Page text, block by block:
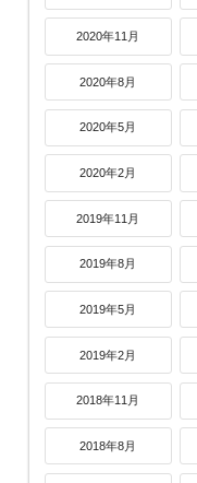
2020年11月
2020年8月
2020年5月
2020年2月
2019年11月
2019年8月
2019年5月
2019年2月
2018年11月
2018年8月